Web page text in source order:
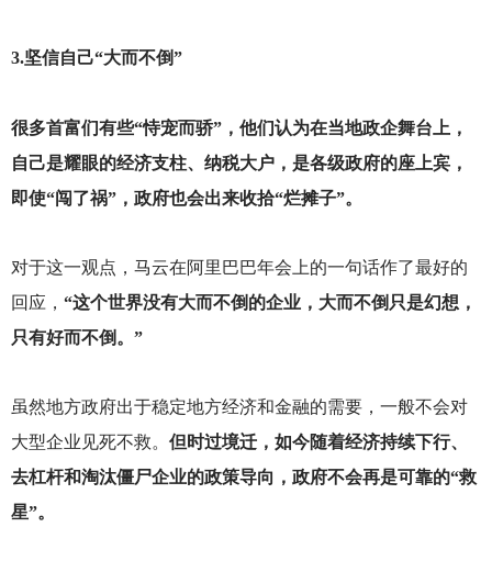
3.坚信自己“大而不倒”
很多首富们有些“恃宠而骄”，他们认为在当地政企舞台上，
自己是耀眼的经济支柱、纳税大户，是各级政府的座上宾，
即使“闯了祸”，政府也会出来收拾“烂摊子”。
对于这一观点，马云在阿里巴巴年会上的一句话作了最好的
回应， “这个世界没有大而不倒的企业，大而不倒只是幻想，
只有好而不倒。”
虽然地方政府出于稳定地方经济和金融的需要，一般不会对
大型企业见死不救。 但时过境迁，如今随着经济持续下行、
去杠杆和淘汰僵尸企业的政策导向，政府不会再是可靠的“救
星”。